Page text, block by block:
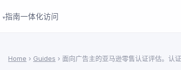
指南一体化访问
Home › Guides › 面向广告主的亚马逊零售认证评估。认证